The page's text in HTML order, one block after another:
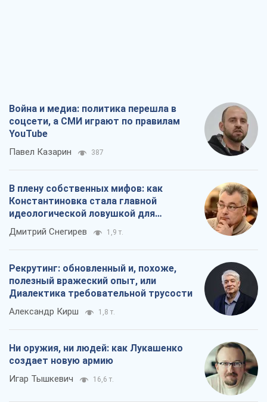
Война и медиа: политика перешла в
соцсети, а СМИ играют по правилам
YouTube
Павел Казарин 387
В плену собственных мифов: как
Константиновка стала главной
идеологической ловушкой для
российских оккупантов
Дмитрий Снегирев 1,9 т.
Рекрутинг: обновленный и, похоже,
полезный вражеский опыт, или
Диалектика требовательной трусости
Александр Кирш 1,8 т.
Ни оружия, ни людей: как Лукашенко
создает новую армию
Игар Тышкевич 16,6 т.